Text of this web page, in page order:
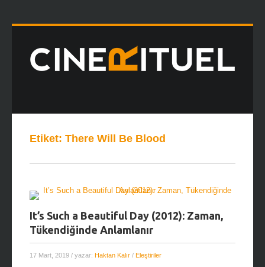
Etiket: There Will Be Blood
It’s Such a Beautiful Day (2012): Zaman,
Tükendiğinde Anlamlanır
17 Mart, 2019 / yazar: Haktan Kalır / Eleştiriler